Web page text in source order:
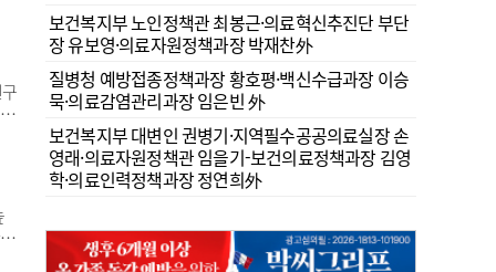
보건복지부 노인정책관 최봉근·의료혁신추진단 부단
장 유보영·의료자원정책과장 박재찬外
질병청 예방접종정책과장 황호평·백신수급과장 이승
묵·의료감염관리과장 임은빈 外
보건복지부 대변인 권병기·지역필수공공의료실장 손
영래·의료자원정책관 임을기-보건의료정책과장 김영
학·의료인력정책과장 정연희外